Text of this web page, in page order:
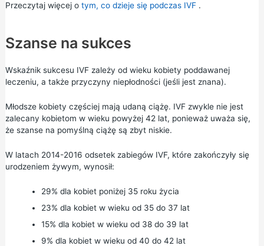
Przeczytaj więcej o tym, co dzieje się podczas IVF.
Szanse na sukces
Wskaźnik sukcesu IVF zależy od wieku kobiety poddawanej
leczeniu, a także przyczyny niepłodności (jeśli jest znana).
Młodsze kobiety częściej mają udaną ciążę. IVF zwykle nie jest
zalecany kobietom w wieku powyżej 42 lat, ponieważ uważa się,
że szanse na pomyślną ciążę są zbyt niskie.
W latach 2014-2016 odsetek zabiegów IVF, które zakończyły się
urodzeniem żywym, wynosił:
29% dla kobiet poniżej 35 roku życia
23% dla kobiet w wieku od 35 do 37 lat
15% dla kobiet w wieku od 38 do 39 lat
9% dla kobiet w wieku od 40 do 42 lat